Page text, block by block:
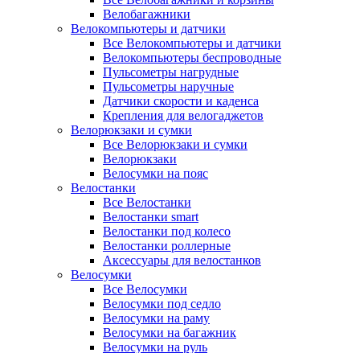
Велобагажники
Велокомпьютеры и датчики
Все Велокомпьютеры и датчики
Велокомпьютеры беспроводные
Пульсометры нагрудные
Пульсометры наручные
Датчики скорости и каденса
Крепления для велогаджетов
Велорюкзаки и сумки
Все Велорюкзаки и сумки
Велорюкзаки
Велосумки на пояс
Велостанки
Все Велостанки
Велостанки smart
Велостанки под колесо
Велостанки роллерные
Аксессуары для велостанков
Велосумки
Все Велосумки
Велосумки под седло
Велосумки на раму
Велосумки на багажник
Велосумки на руль